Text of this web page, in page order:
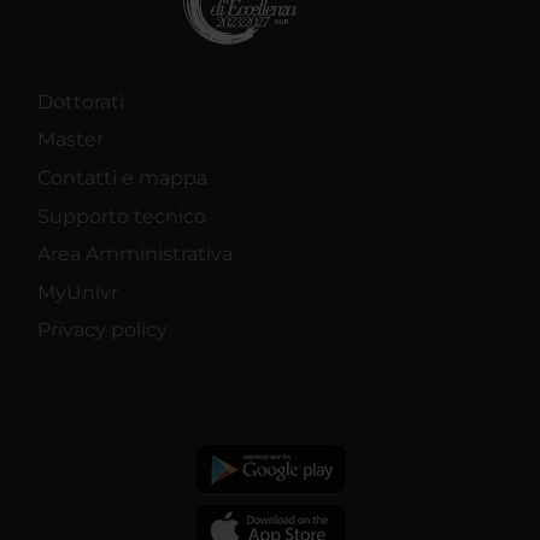
Dottorati
Master
Contatti e mappa
Supporto tecnico
Area Amministrativa
MyUnivr
Privacy policy